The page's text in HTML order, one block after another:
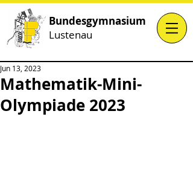
Bundesgymnasium
Lustenau
Mathematik-Mini-
Olympiade 2023
Jun 13, 2023